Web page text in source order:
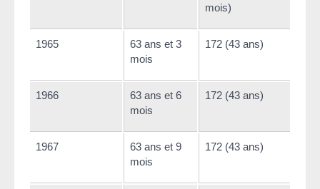
mois)
1965
63 ans et 3
mois
172 (43 ans)
1966
63 ans et 6
mois
172 (43 ans)
1967
63 ans et 9
mois
172 (43 ans)